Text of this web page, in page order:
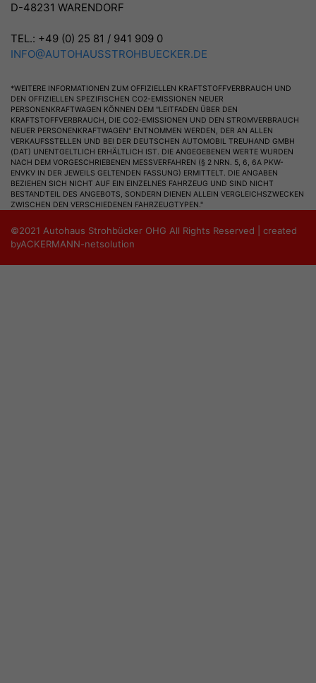
D-48231 WARENDORF
TEL.: +49 (0) 25 81 / 941 909 0
INFO@AUTOHAUSSTROHBUECKER.DE
*WEITERE INFORMATIONEN ZUM OFFIZIELLEN KRAFTSTOFFVERBRAUCH UND
DEN OFFIZIELLEN SPEZIFISCHEN CO2-EMISSIONEN NEUER
PERSONENKRAFTWAGEN KÖNNEN DEM "LEITFADEN ÜBER DEN
KRAFTSTOFFVERBRAUCH, DIE CO2-EMISSIONEN UND DEN STROMVERBRAUCH
NEUER PERSONENKRAFTWAGEN" ENTNOMMEN WERDEN, DER AN ALLEN
VERKAUFSSTELLEN UND BEI DER DEUTSCHEN AUTOMOBIL TREUHAND GMBH
(DAT) UNENTGELTLICH ERHÄLTLICH IST. DIE ANGEGEBENEN WERTE WURDEN
NACH DEM VORGESCHRIEBENEN MESSVERFAHREN (§ 2 NRN. 5, 6, 6A PKW-
ENVKV IN DER JEWEILS GELTENDEN FASSUNG) ERMITTELT. DIE ANGABEN
BEZIEHEN SICH NICHT AUF EIN EINZELNES FAHRZEUG UND SIND NICHT
BESTANDTEIL DES ANGEBOTS, SONDERN DIENEN ALLEIN VERGLEICHSZWECKEN
ZWISCHEN DEN VERSCHIEDENEN FAHRZEUGTYPEN."
©2021 Autohaus Strohbücker OHG All Rights Reserved | created
byACKERMANN-netsolution